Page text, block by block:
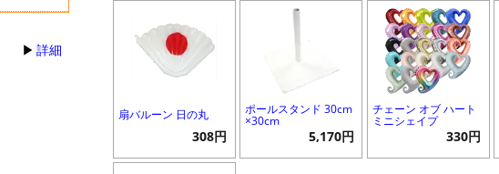
詳細
扇バルーン 日の丸
308円
ポールスタンド 30cm
×30cm
5,170円
チェーン オブ ハート
ミニシェイプ
330円